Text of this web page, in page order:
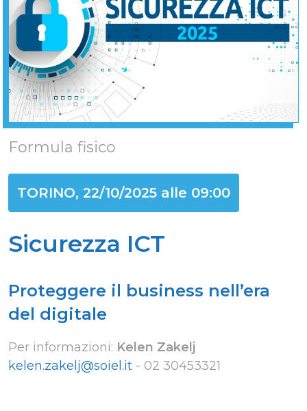
Formula fisico
TORINO, 22/10/2025 alle 09:00
Sicurezza ICT
Proteggere il business nell’era
del digitale
Per informazioni: Kelen Zakelj
kelen.zakelj@soiel.it - 02 30453321